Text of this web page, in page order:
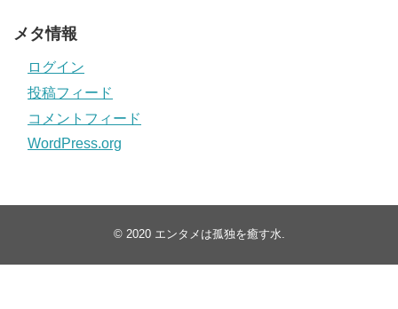
メタ情報
ログイン
投稿フィード
コメントフィード
WordPress.org
© 2020 エンタメは孤独を癒す水.